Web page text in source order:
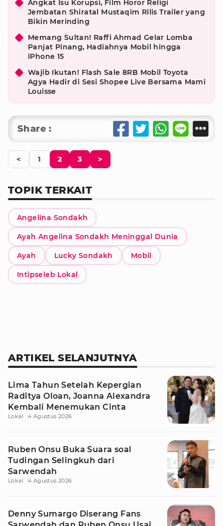
Angkat Isu Korupsi, Film Horor Religi
Jembatan Shiratal Mustaqim Rilis Trailer yang
Bikin Merinding
Memang Sultan! Raffi Ahmad Gelar Lomba
Panjat Pinang, Hadiahnya Mobil hingga
iPhone 15
Wajib Ikutan! Flash Sale 8RB Mobil Toyota
Agya Hadir di Sesi Shopee Live Bersama Mami
Louisse
Share :
< 1 2 3 >
TOPIK TERKAIT
Angelina Sondakh
Ayah Angelina Sondakh Meninggal Dunia
Ayah Lucky Sondakh Mobil
Intipseleb Lokal
ARTIKEL SELANJUTNYA
Lima Tahun Setelah Kepergian
Raditya Oloan, Joanna Alexandra
Kembali Menemukan Cinta
Lokal 4 Agustus 2026
Ruben Onsu Buka Suara soal
Tudingan Selingkuh dari
Sarwendah
Lokal 4 Agustus 2026
Denny Sumargo Diserang Fans